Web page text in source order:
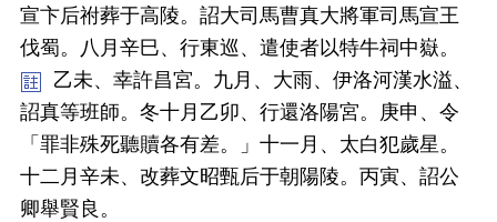
宣卞后祔葬于高陵。詔大司馬曹真大將軍司馬宣王
伐蜀。八月辛巳、行東巡、遣使者以特牛祠中嶽。
乙未、幸許昌宮。九月、大雨、伊洛河漢水溢、
詔真等班師。冬十月乙卯、行還洛陽宮。庚申、令
「罪非殊死聽贖各有差。」十一月、太白犯歲星。
十二月辛未、改葬文昭甄后于朝陽陵。丙寅、詔公
卿舉賢良。